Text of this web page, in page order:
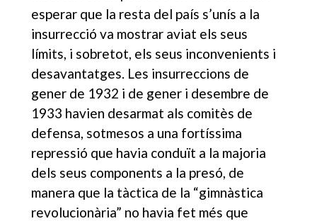
esperar que la resta del país s’unís a la
insurrecció va mostrar aviat els seus
límits, i sobretot, els seus inconvenients i
desavantatges. Les insurreccions de
gener de 1932 i de gener i desembre de
1933 havien desarmat als comitès de
defensa, sotmesos a una fortíssima
repressió que havia conduït a la majoria
dels seus components a la presó, de
manera que la tàctica de la “gimnàstica
revolucionària” no havia fet més que